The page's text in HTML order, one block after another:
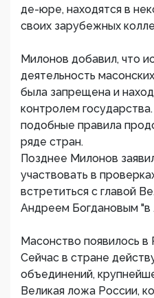
де-юре, находятся в
своих зарубежных
Милонов добавил, что
деятельность
была запрещена и
контролем
подобные правила
ряде стран.
Позднее Милонов
участвовать в
встретиться с главой
Андреем Богдановым "в
Масонство появилось в
Сейчас в стране
объединений,
Великая ложа России,